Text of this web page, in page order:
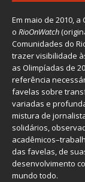
Em maio de 2010, a
o RioOnWatch
Comunidades do
trazer visibilidade
as Olimpíadas de
referência
favelas sobre
variadas e
mistura de
solidários,
das favelas, de
desenvolvimento
mundo todo.